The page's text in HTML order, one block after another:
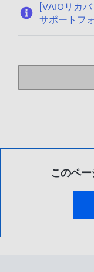
[VAIOリカ
サポートフ
このペ